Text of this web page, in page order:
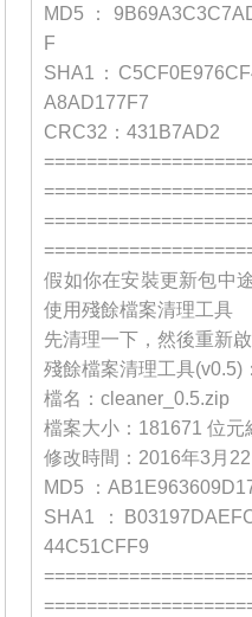
MD5：
F
SHA1：
A8AD177F7
CRC32：431B7AD2
假如你在安裝更新包中
使用殘餘檔案清理工具
先清理一下，然後重新
殘餘檔案清理工具(v0.5)
檔名：cleaner_0.5.zip
檔案大小：181671 位元
修改時間：2016年3月
MD5 ：
SHA1 ：
44C51CFF9